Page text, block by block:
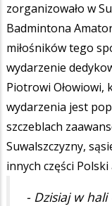
zorganizowało w
Badmintona
miłośników tego
wydarzenie
Piotrowi Ołowiowi,
wydarzenia jest
szczeblach
Suwalszczyzny,
innych części
- Dzisiaj w